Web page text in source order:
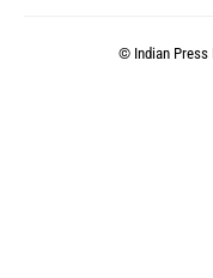
© Indian Press